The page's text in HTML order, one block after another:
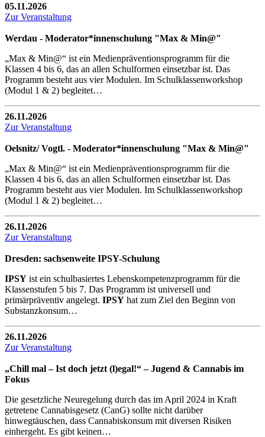
05.11.2026
Zur Veranstaltung
Werdau - Moderator*innenschulung "Max & Min@"
„Max & Min@“ ist ein Medienpräventionsprogramm für die
Klassen 4 bis 6, das an allen Schulformen einsetzbar ist. Das
Programm besteht aus vier Modulen. Im Schulklassenworkshop
(Modul 1 & 2) begleitet…
26.11.2026
Zur Veranstaltung
Oelsnitz/ Vogtl. - Moderator*innenschulung "Max & Min@"
„Max & Min@“ ist ein Medienpräventionsprogramm für die
Klassen 4 bis 6, das an allen Schulformen einsetzbar ist. Das
Programm besteht aus vier Modulen. Im Schulklassenworkshop
(Modul 1 & 2) begleitet…
26.11.2026
Zur Veranstaltung
Dresden: sachsenweite IPSY-Schulung
IPSY ist ein schulbasiertes Lebenskompetenzprogramm für die
Klassenstufen 5 bis 7. Das Programm ist universell und
primärpräventiv angelegt. IPSY hat zum Ziel den Beginn von
Substanzkonsum…
26.11.2026
Zur Veranstaltung
„Chill mal – Ist doch jetzt (l)egal!“ – Jugend & Cannabis im
Fokus
Die gesetzliche Neuregelung durch das im April 2024 in Kraft
getretene Cannabisgesetz (CanG) sollte nicht darüber
hinwegtäuschen, dass Cannabiskonsum mit diversen Risiken
einhergeht. Es gibt keinen…